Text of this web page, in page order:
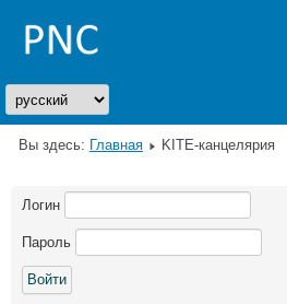
Вы здесь: Главная KITE-канцелярия
Логин
Пароль